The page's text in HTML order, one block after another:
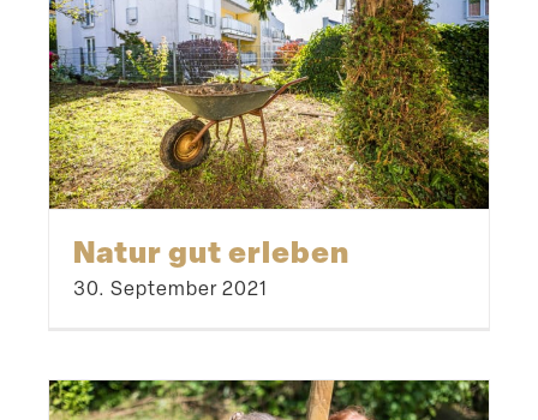
Natur gut erleben
30. September 2021